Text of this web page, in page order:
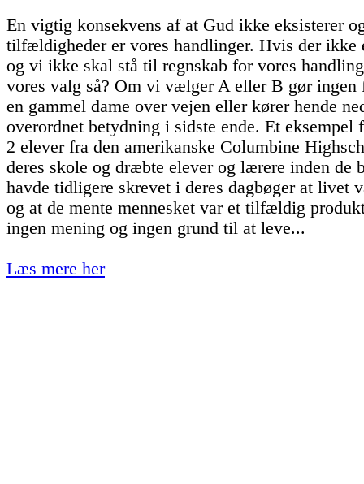
En vigtig konsekvens af at Gud ikke eksisterer
tilfældigheder er vores handlinger. Hvis der ikke
og vi ikke skal stå til regnskab for vores
vores valg så? Om vi vælger A eller B gør
en gammel dame over vejen eller kører hende
overordnet betydning i sidste ende. Et eksempel
2 elever fra den amerikanske Columbine
deres skole og dræbte elever og lærere inden de
havde tidligere skrevet i deres dagbøger at livet
og at de mente mennesket var et tilfældig
ingen mening og ingen grund til at leve...
Læs mere her